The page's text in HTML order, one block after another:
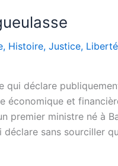
, Histoire, Justice,
qui déclare
économique et
premier ministre né à
sans sourciller